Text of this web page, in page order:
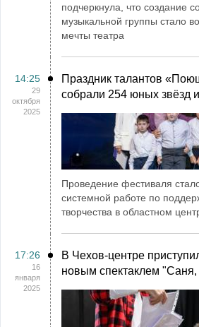
подчеркнула, что создание
музыкальной группы стало
мечты театра
14:25
29
октября
2025
Праздник талантов
собрали 254 юных звёзд
Проведение фестиваля
системной работе по
творчества в областном
17:26
16
января
2025
В Чехов-центре
новым спектаклем